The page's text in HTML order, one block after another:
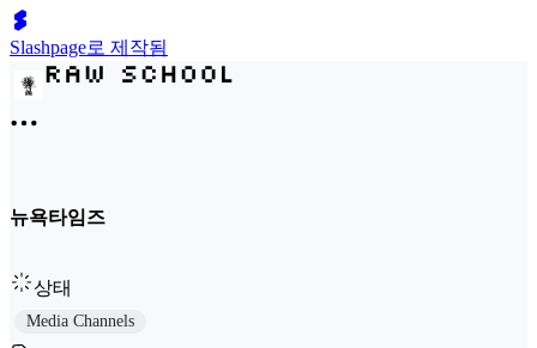
Slashpage로 제작됨
뉴욕타임즈
상태
Media Channels